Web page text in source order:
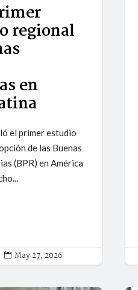
regional
en
el primer estudio
de las Buenas
(BPR) en América
 May 27, 2026